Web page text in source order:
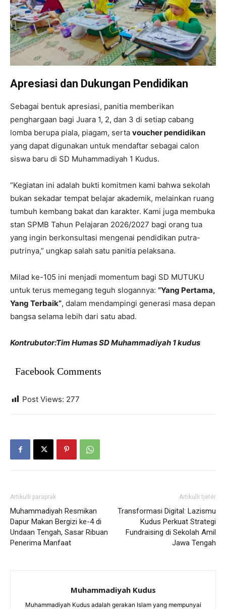
Apresiasi dan Dukungan Pendidikan
Sebagai bentuk apresiasi, panitia memberikan
penghargaan bagi Juara 1, 2, dan 3 di setiap cabang
lomba berupa piala, piagam, serta voucher pendidikan
yang dapat digunakan untuk mendaftar sebagai calon
siswa baru di SD Muhammadiyah 1 Kudus.
“Kegiatan ini adalah bukti komitmen kami bahwa sekolah
bukan sekadar tempat belajar akademik, melainkan ruang
tumbuh kembang bakat dan karakter. Kami juga membuka
stan SPMB Tahun Pelajaran 2026/2027 bagi orang tua
yang ingin berkonsultasi mengenai pendidikan putra-
putrinya,” ungkap salah satu panitia pelaksana.
Milad ke-105 ini menjadi momentum bagi SD MUTUKU
untuk terus memegang teguh slogannya: “Yang Pertama,
Yang Terbaik”, dalam mendampingi generasi masa depan
bangsa selama lebih dari satu abad.
Kontrubutor:Tim Humas SD Muhammadiyah 1 kudus
Facebook Comments
Post Views: 277
Artikulli paraprak
Muhammadiyah Resmikan
Dapur Makan Bergizi ke-4 di
Undaan Tengah, Sasar Ribuan
Penerima Manfaat
Artikulli tjetër
Transformasi Digital: Lazismu
Kudus Perkuat Strategi
Fundraising di Sekolah Amil
Jawa Tengah
Muhammadiyah Kudus
Muhammadiyah Kudus adalah gerakan Islam yang mempunyai